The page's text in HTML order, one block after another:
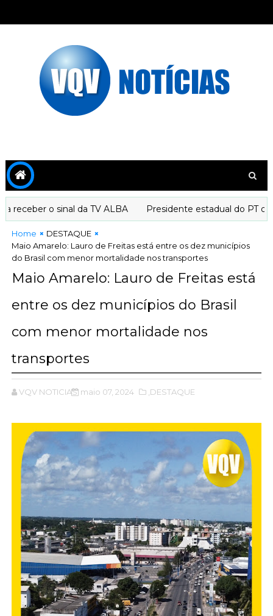
o sinal da TV ALBA Presidente estadual do PT
Home
DESTAQUE
Maio Amarelo: Lauro de Freitas está entre os dez municípios
do Brasil com menor mortalidade nos transportes
Maio Amarelo: Lauro de Freitas está
entre os dez municípios do Brasil
com menor mortalidade nos
transportes
VQV NOTICIAS maio 07, 2024 ,DESTAQUE